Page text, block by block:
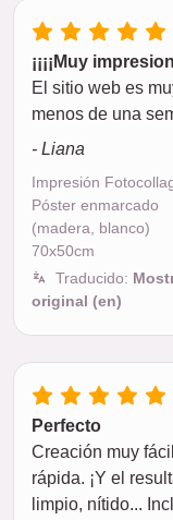
¡¡¡¡Muy
El sitio web es
menos de una
- Liana
Impresión
Póster enmarcado
(madera, blanco)
70x50cm
Traducido:
original (en)
Perfecto
Creación muy
rápida. ¡Y el
limpio, nítido...